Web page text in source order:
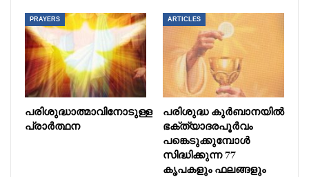
PRAYERS
പരിശുദ്ധാത്മാവിനോടുള്ള
പ്രാർത്ഥന
ARTICLES
പരിശുദ്ധ കുർബാനയിൽ
ഭക്ത്യാദരപൂർവം
പങ്കെടുക്കുമ്പോൾ
സിദ്ധിക്കുന്ന 77
കൃപകളും ഫലങ്ങളും